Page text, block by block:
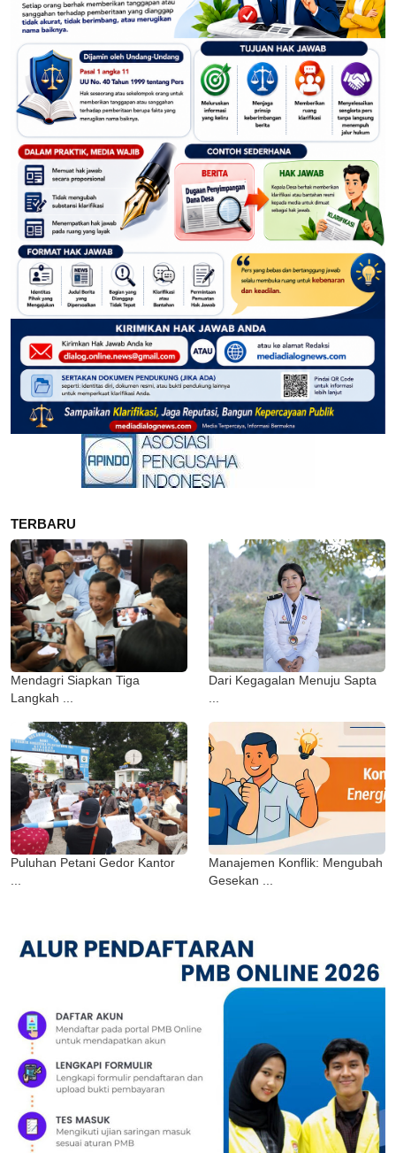
TERBARU
Mendagri Siapkan Tiga
Langkah ...
Dari Kegagalan Menuju Sapta
Puluhan Petani Gedor Kantor
Manajemen Konflik: Mengubah
Gesekan ...